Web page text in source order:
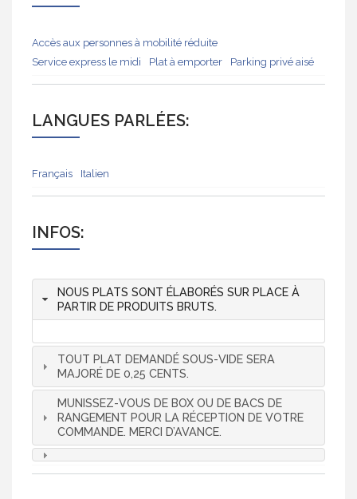
Accès aux personnes à mobilité réduite
Service express le midi
Plat à emporter Parking privé aisé
LANGUES PARLÉES:
Français Italien
INFOS:
NOUS PLATS SONT ÉLABORÉS SUR PLACE À
PARTIR DE PRODUITS BRUTS.
TOUT PLAT DEMANDÉ SOUS-VIDE SERA
MAJORÉ DE 0,25 CENTS.
MUNISSEZ-VOUS DE BOX OU DE BACS DE
RANGEMENT POUR LA RÉCEPTION DE VOTRE
COMMANDE. MERCI D’AVANCE.